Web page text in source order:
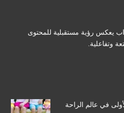
يعكس رؤية مستقبلية للمحتوى
وتفاعلية.
في عالم الراحة